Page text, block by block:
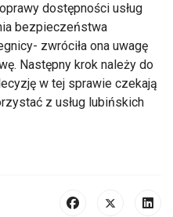
dostępności usług
bezpieczeństwa
zwróciła ona uwagę
Następny krok należy do
w tej sprawie czekają
z usług lubińskich